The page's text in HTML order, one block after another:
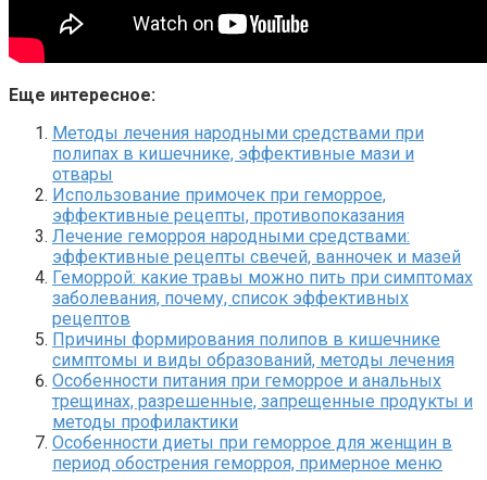
Еще интересное:
Методы лечения народными средствами при
полипах в кишечнике, эффективные мази и
отвары
Использование примочек при геморрое,
эффективные рецепты, противопоказания
Лечение геморроя народными средствами:
эффективные рецепты свечей, ванночек и мазей
Геморрой: какие травы можно пить при симптомах
заболевания, почему, список эффективных
рецептов
Причины формирования полипов в кишечнике
симптомы и виды образований, методы лечения
Особенности питания при геморрое и анальных
трещинах, разрешенные, запрещенные продукты и
методы профилактики
Особенности диеты при геморрое для женщин в
период обострения геморроя, примерное меню